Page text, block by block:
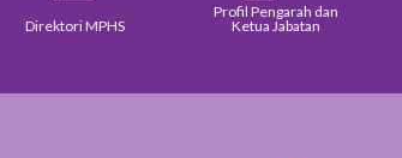
Direktori MPHS
Profil Pengarah dan
Ketua Jabatan